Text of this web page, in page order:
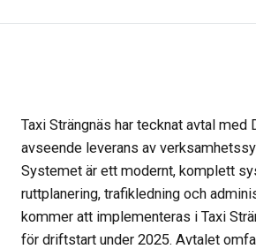
Taxi Strängnäs har tecknat avtal med
avseende leverans av
Systemet är ett modernt, komplett
ruttplanering, trafikledning och
kommer att implementeras i Taxi
för driftstart under 2025. Avtalet